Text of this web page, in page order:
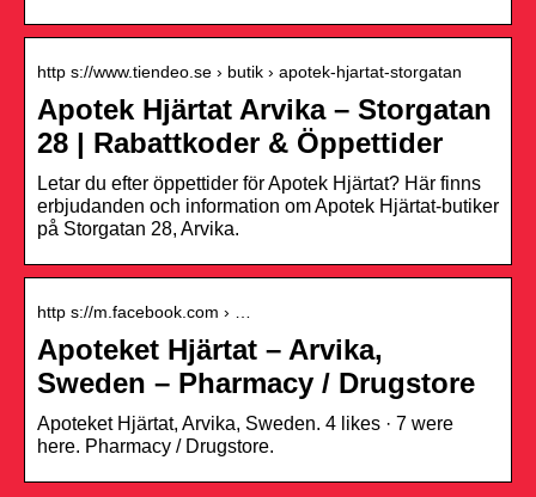
http s://www.tiendeo.se › butik › apotek-hjartat-storgatan
Apotek Hjärtat Arvika – Storgatan
28 | Rabattkoder & Öppettider
Letar du efter öppettider för Apotek Hjärtat? Här finns
erbjudanden och information om Apotek Hjärtat-butiker
på Storgatan 28, Arvika.
http s://m.facebook.com › …
Apoteket Hjärtat – Arvika,
Sweden – Pharmacy / Drugstore
Apoteket Hjärtat, Arvika, Sweden. 4 likes · 7 were
here. Pharmacy / Drugstore.